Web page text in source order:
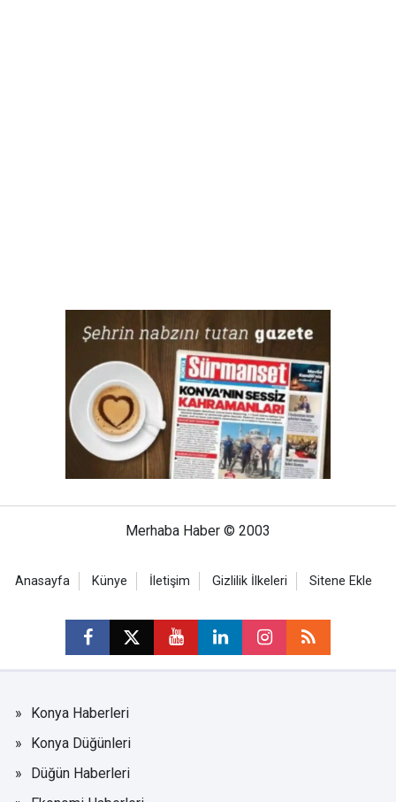
Merhaba Haber © 2003
Anasayfa Künye İletişim Gizlilik İlkeleri Sitene Ekle
Konya Haberleri
Konya Düğünleri
Düğün Haberleri